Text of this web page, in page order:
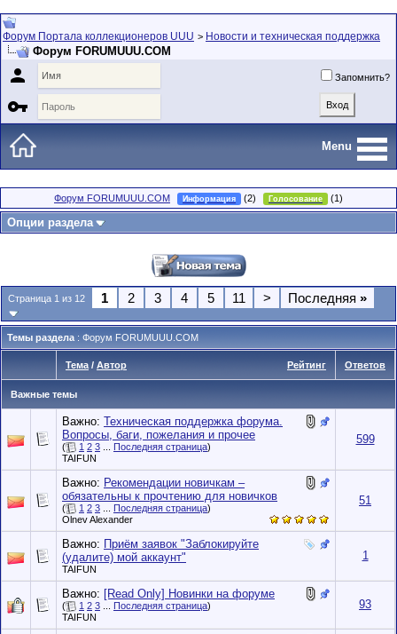
Форум Портала коллекционеров UUU > Новости и техническая поддержка
Форум FORUMUUU.COM
 Запомнить?

Menu
Форум FORUMUUU.COM Информация (2) Голосование (1)
Опции раздела
Страница 1 из 12 1 2 3 4 5 11 > Последняя »
Темы раздела : Форум FORUMUUU.COM
Рейтинг
Тема / Автор Ответов
Важные темы
Важно: Техническая поддержка форума.
Вопросы, баги, пожелания и прочее
( 1 2 3 Последняя страница)
TAIFUN
599
Важно: Рекомендации новичкам –
обязательны к прочтению для новичков
( 1 2 3 Последняя страница)
Olnev Alexander
51
Важно: Приём заявок "Заблокируйте
(удалите) мой аккаунт"
TAIFUN
1
Важно: [Read Only] Новинки на форуме
( 1 2 3 Последняя страница)
TAIFUN
93